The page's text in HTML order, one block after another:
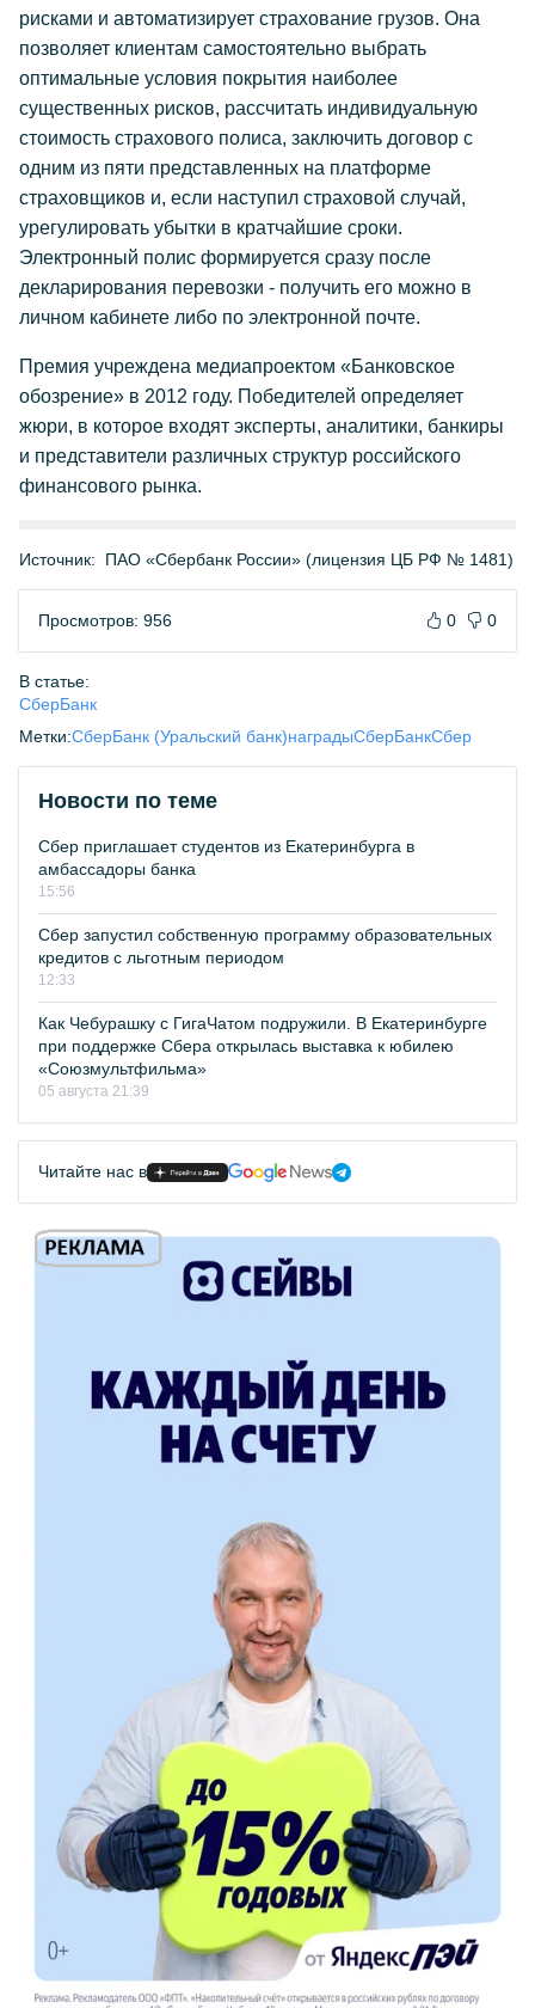
рисками и автоматизирует страхование грузов. Она
позволяет клиентам самостоятельно выбрать
оптимальные условия покрытия наиболее
существенных рисков, рассчитать индивидуальную
стоимость страхового полиса, заключить договор с
одним из пяти представленных на платформе
страховщиков и, если наступил страховой случай,
урегулировать убытки в кратчайшие сроки.
Электронный полис формируется сразу после
декларирования перевозки - получить его можно в
личном кабинете либо по электронной почте.
Премия учреждена медиапроектом «Банковское
обозрение» в 2012 году. Победителей определяет
жюри, в которое входят эксперты, аналитики, банкиры
и представители различных структур российского
финансового рынка.
Источник: ПАО «Сбербанк России» (лицензия ЦБ РФ № 1481)
Просмотров: 956 0 0
В статье:
СберБанк
Метки:СберБанк (Уральский банк)наградыСберБанкСбер
Новости по теме
Сбер приглашает студентов из Екатеринбурга в
амбассадоры банка
15:56
Сбер запустил собственную программу образовательных
кредитов с льготным периодом
12:33
Как Чебурашку с ГигаЧатом подружили. В Екатеринбурге
при поддержке Сбера открылась выставка к юбилею
«Союзмультфильма»
05 августа 21:39
Читайте нас в